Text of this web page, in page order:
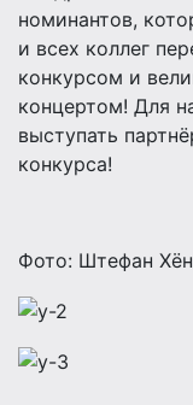
номинантов,
и всех коллег
конкурсом и
концертом! Для
выступать
конкурса!
Фото: Штефан